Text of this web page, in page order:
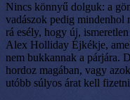
Nincs könnyű dolguk: a
vadászok pedig mindenhol
rá esély, hogy új,
Alex Holliday Éjkékje,
nem bukkannak a párjára.
hordoz magában, vagy
utóbb súlyos árat kell